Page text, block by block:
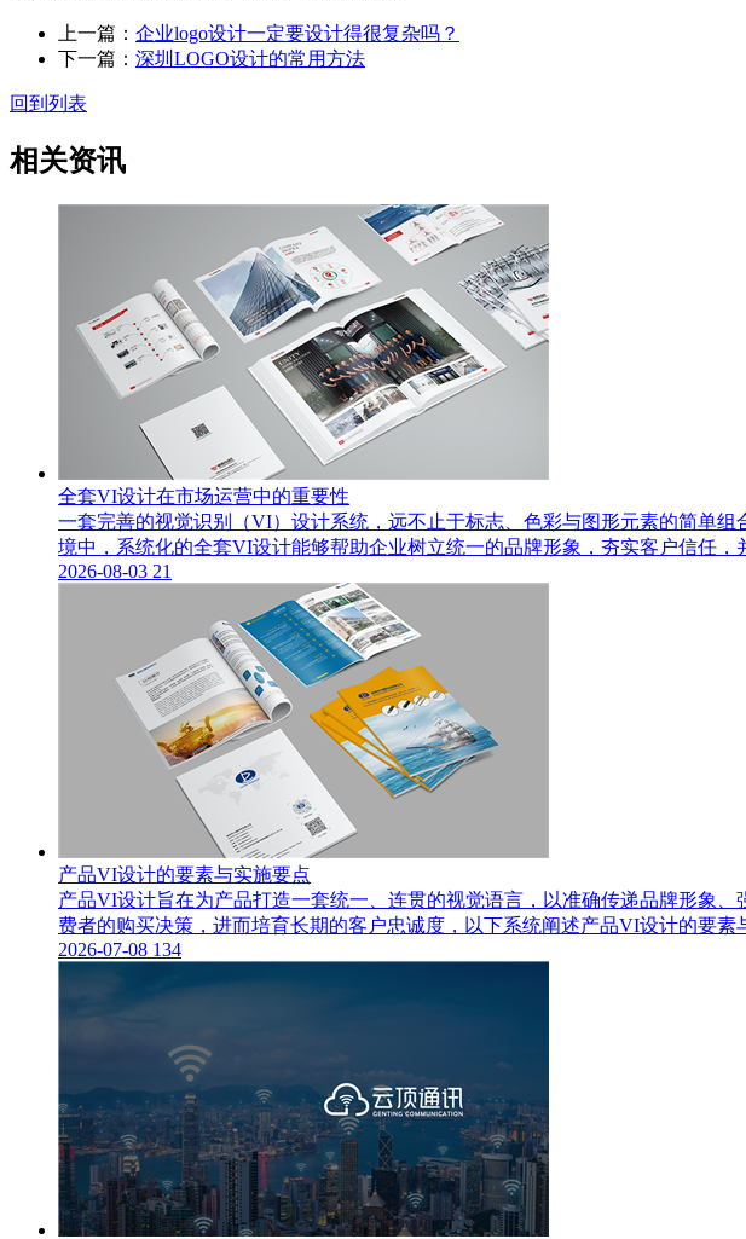
上一篇： 企业logo设计一定要设计得很复杂吗？
下一篇： 深圳LOGO设计的常用方法
回到列表
相关资讯
全套VI设计在市场运营中的重要性
一套完善的视觉识别（VI）设计系统，远不止于标志、色彩与图形元素的简单
境中，系统化的全套VI设计能够帮助企业树立统一的品牌形象，夯实客户信任
2026-08-03 21
产品VI设计的要素与实施要点
产品VI设计旨在为产品打造一套统一、连贯的视觉语言，以准确传递品牌形象
费者的购买决策，进而培育长期的客户忠诚度，以下系统阐述产品VI设计的要
2026-07-08 134